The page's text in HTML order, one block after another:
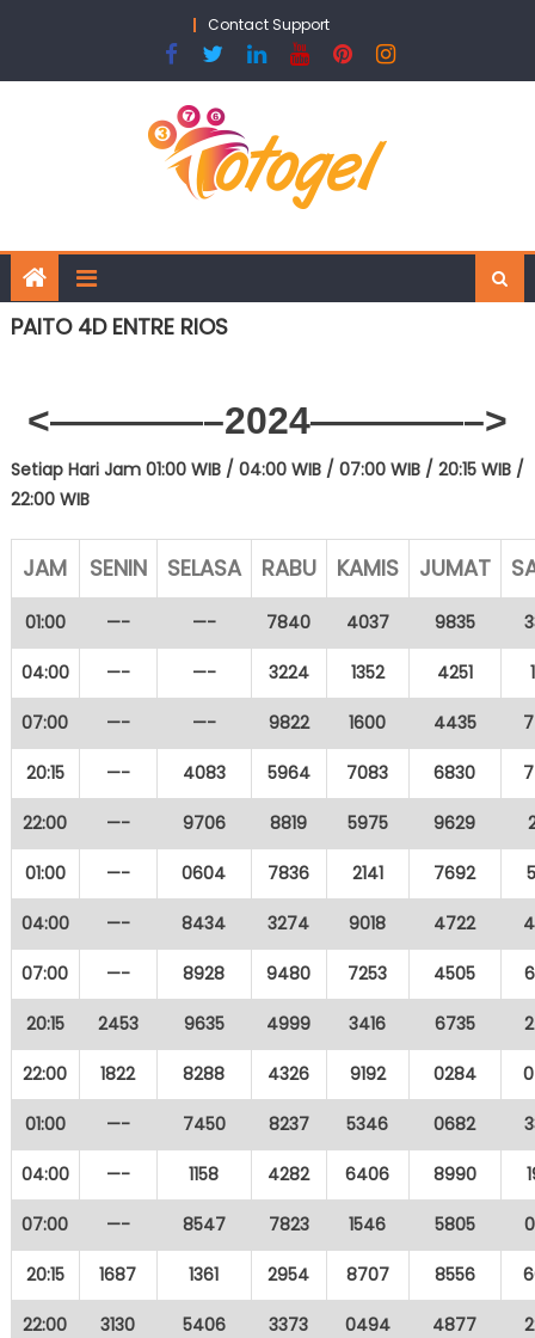
Contact Support
PAITO 4D ENTRE RIOS
<————–2024————–>
Setiap Hari Jam 01:00 WIB / 04:00 WIB / 07:00 WIB / 20:15 WIB /
22:00 WIB
JAM SENIN SELASA RABU KAMIS JUMAT
01:00 —- —- 7840 4037 9835
04:00 —- —- 3224 1352 4251
07:00 —- —- 9822 1600 4435
20:15 —- 4083 5964 7083 6830
22:00 —- 9706 8819 5975 9629
01:00 —- 0604 7836 2141 7692
04:00 —- 8434 3274 9018 4722
07:00 —- 8928 9480 7253 4505
20:15 2453 9635 4999 3416 6735
22:00 1822 8288 4326 9192 0284
01:00 —- 7450 8237 5346 0682
04:00 —- 1158 4282 6406 8990
07:00 —- 8547 7823 1546 5805
20:15 1687 1361 2954 8707 8556
22:00 3130 5406 3373 0494 4877